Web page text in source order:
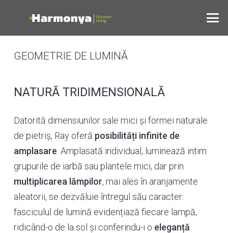
GEOMETRIE DE LUMINĂ
NATURĂ TRIDIMENSIONALĂ
Datorită dimensiunilor sale mici și formei naturale
de pietriș, Ray oferă posibilități infinite de
amplasare . Amplasată individual, luminează intim
grupurile de iarbă sau plantele mici, dar prin
multiplicarea lămpilor, mai ales în aranjamente
aleatorii, se dezvăluie întregul său caracter:
fasciculul de lumină evidențiază fiecare lampă,
ridicând-o de la sol și conferindu-i o eleganță